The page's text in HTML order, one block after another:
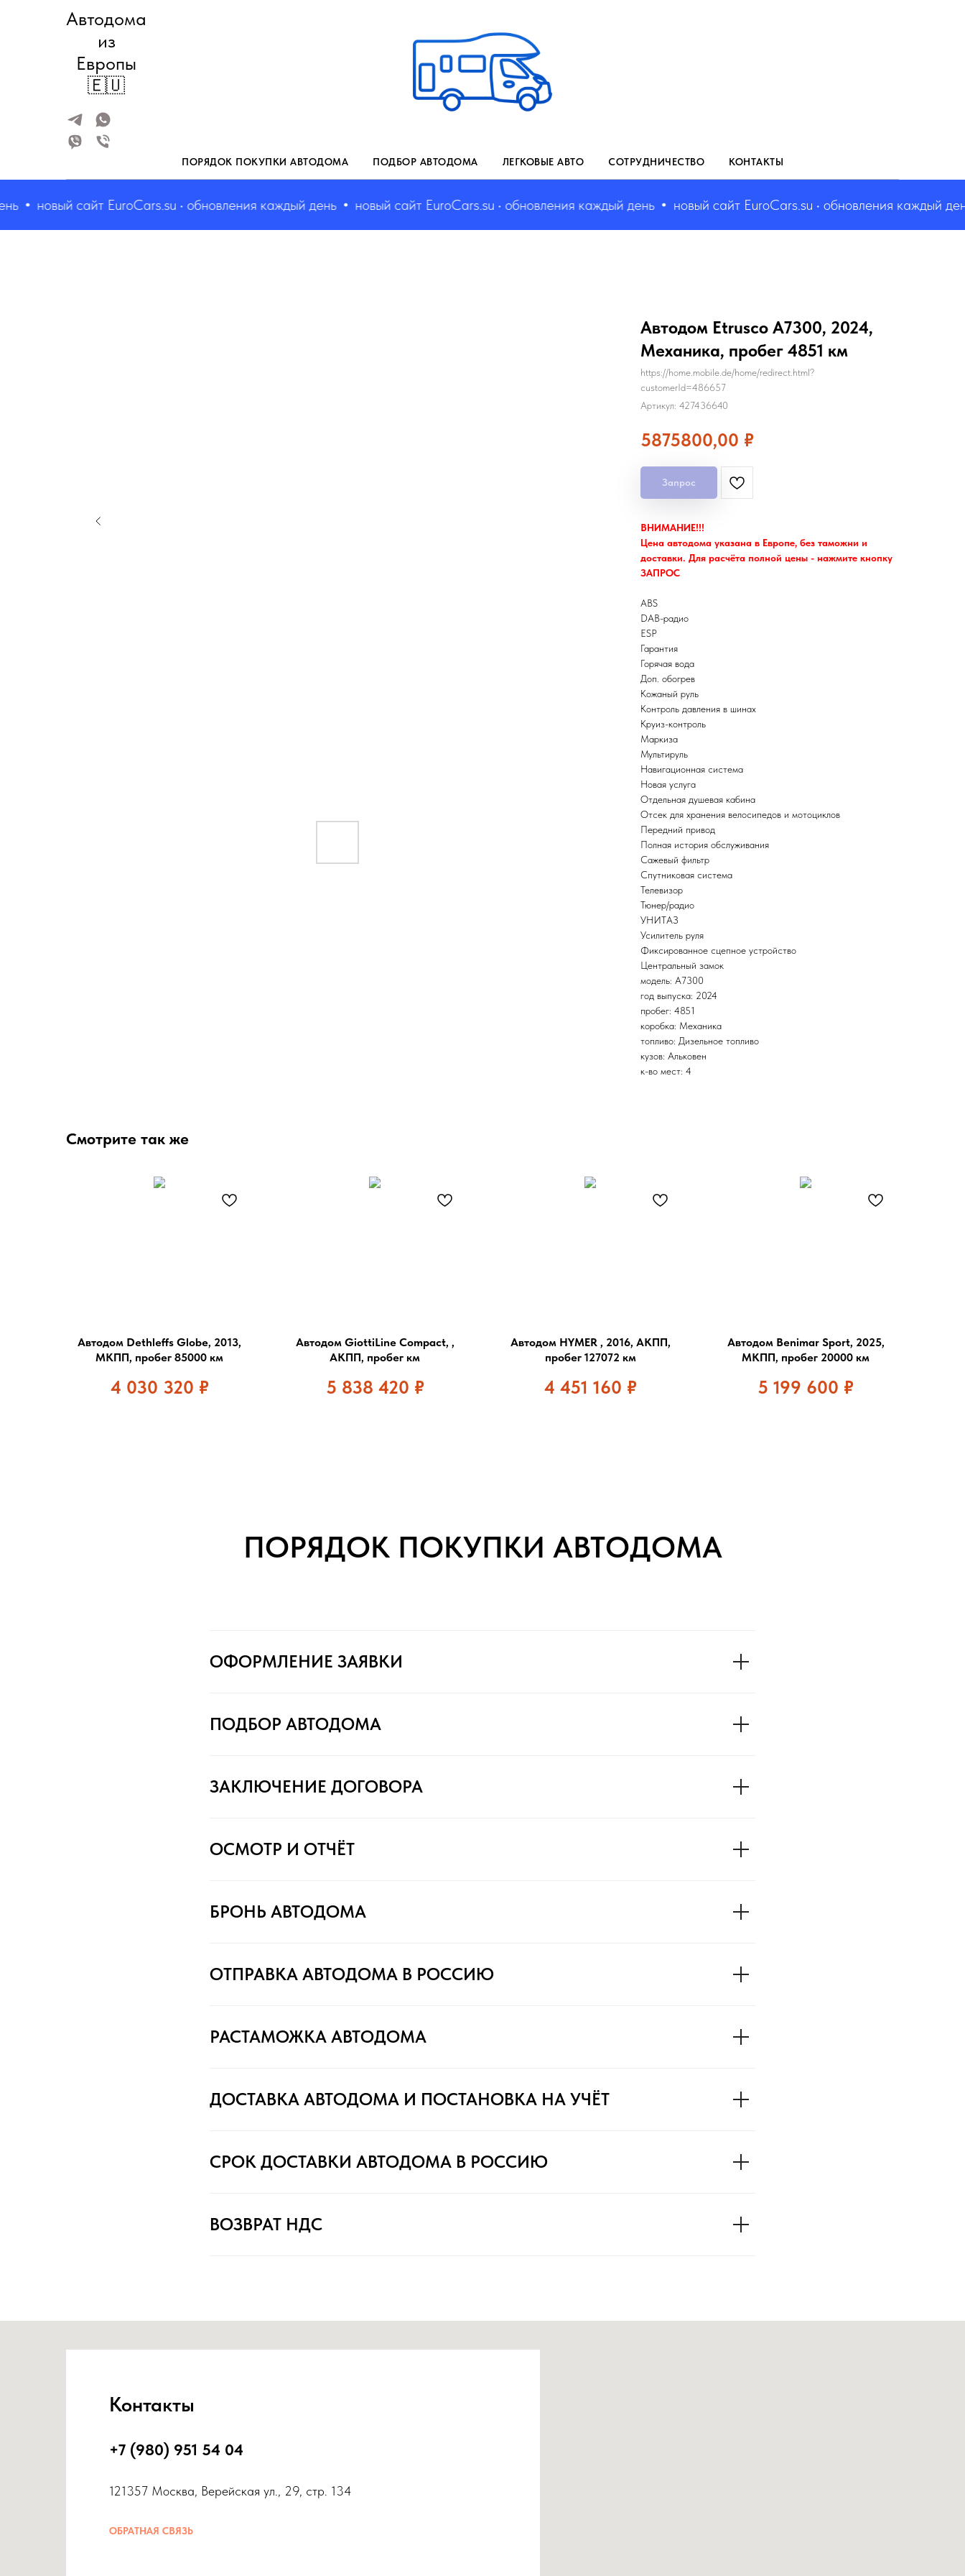
Автодома
из
Европы
🇪🇺
ПОРЯДОК ПОКУПКИ АВТОДОМА ПОДБОР АВТОДОМА ЛЕГКОВЫЕ АВТО СОТРУДНИЧЕСТВО КОНТАКТЫ
новый сайт EuroCars.su • обновления каждый день новый сайт EuroCars.su • обновления каждый день новый сайт EuroCars.su • обновления каждый день
Автодом Etrusco A7300, 2024,
Механика, пробег 4851 км
https://home.mobile.de/home/redirect.html?
customerId=486657
Артикул: 427436640
5875800,00 ₽
Запрос
ВНИМАНИЕ!!!
Цена автодома указана в Европе, без таможни и
доставки. Для расчёта полной цены - нажмите кнопку
ЗАПРОС
ABS
DAB-радио
ESP
Гарантия
Горячая вода
Доп. обогрев
Кожаный руль
Контроль давления в шинах
Круиз-контроль
Маркиза
Мультируль
Навигационная система
Новая услуга
Отдельная душевая кабина
Отсек для хранения велосипедов и мотоциклов
Передний привод
Полная история обслуживания
Сажевый фильтр
Спутниковая система
Телевизор
Тюнер/радио
УНИТАЗ
Усилитель руля
Фиксированное сцепное устройство
Центральный замок
модель: A7300
год выпуска: 2024
пробег: 4851
коробка: Механика
топливо: Дизельное топливо
кузов: Альковен
к-во мест: 4
Смотрите так же
Автодом Dethleffs Globe, 2013,
МКПП, пробег 85000 км
4 030 320 ₽
Автодом GiottiLine Compact, ,
АКПП, пробег км
5 838 420 ₽
Автодом HYMER , 2016, АКПП,
пробег 127072 км
4 451 160 ₽
Автодом Benimar Sport, 2025,
МКПП, пробег 20000 км
5 199 600 ₽
ПОРЯДОК ПОКУПКИ АВТОДОМА
ОФОРМЛЕНИЕ ЗАЯВКИ
ПОДБОР АВТОДОМА
ЗАКЛЮЧЕНИЕ ДОГОВОРА
ОСМОТР И ОТЧЁТ
БРОНЬ АВТОДОМА
ОТПРАВКА АВТОДОМА В РОССИЮ
РАСТАМОЖКА АВТОДОМА
ДОСТАВКА АВТОДОМА И ПОСТАНОВКА НА УЧЁТ
СРОК ДОСТАВКИ АВТОДОМА В РОССИЮ
ВОЗВРАТ НДС
Контакты
+7 (980) 951 54 04
121357 Москва, Верейская ул., 29, стр. 134
ОБРАТНАЯ СВЯЗЬ